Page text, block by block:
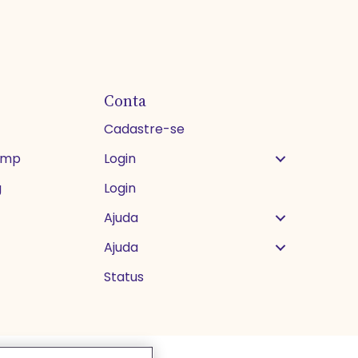
Conta
Cadastre-se
Login
Login
Ajuda
Ajuda
Status